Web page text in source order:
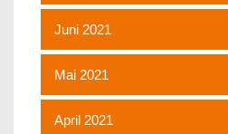
Juni 2021
Mai 2021
April 2021